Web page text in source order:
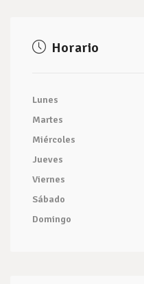
Horario
Lunes
Martes
Miércoles
Jueves
Viernes
Sábado
Domingo